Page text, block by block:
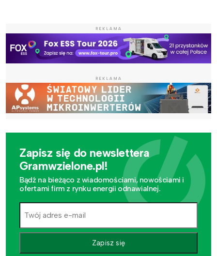
REKLAMA
REKLAMA
Zapisz się do newslettera
Gramwzielone.pl!
Bądź na bieżąco z wiadomościami, nowościami i
ofertami firm z rynku energii odnawialnej.
Zapisz się